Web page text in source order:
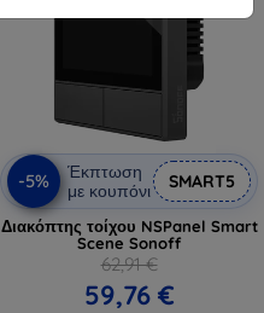
-5%
Έκπτωση
με κουπόνι
SMART5
Διακόπτης τοίχου NSPanel Smart
Scene Sonoff
62,91 €
59,76 €